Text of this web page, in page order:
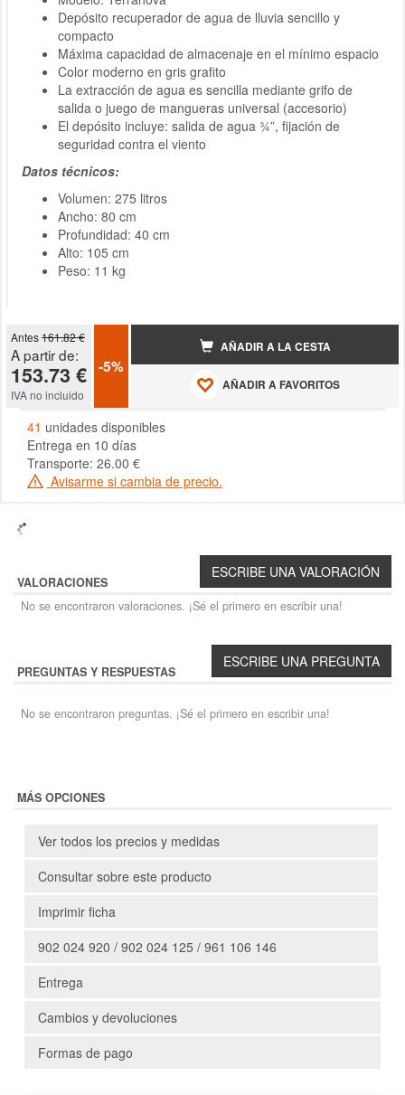
Depósito recuperador de agua de lluvia sencillo y
compacto
Máxima capacidad de almacenaje en el mínimo espacio
Color moderno en gris grafito
La extracción de agua es sencilla mediante grifo de
salida o juego de mangueras universal (accesorio)
El depósito incluye: salida de agua ¾”, fijación de
seguridad contra el viento
Datos técnicos:
Volumen: 275 litros
Ancho: 80 cm
Profundidad: 40 cm
Alto: 105 cm
Peso: 11 kg
Antes161.82 €
A partir de:
153.73 €
IVA no incluido
-5%
AÑADIR A LA CESTA
AÑADIR A FAVORITOS
41 unidades disponibles
Entrega en 10 días
Transporte: 26.00 €
Avisarme si cambia de precio.
VALORACIONES
No se encontraron valoraciones. ¡Sé el primero en escribir una!
PREGUNTAS Y RESPUESTAS
No se encontraron preguntas. ¡Sé el primero en escribir una!
MÁS OPCIONES
Ver todos los precios y medidas
Consultar sobre este producto
Imprimir ficha
902 024 920 / 902 024 125 / 961 106 146
Entrega
Cambios y devoluciones
Formas de pago